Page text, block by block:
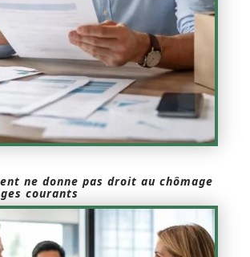
ne donne pas droit au chômage
courants